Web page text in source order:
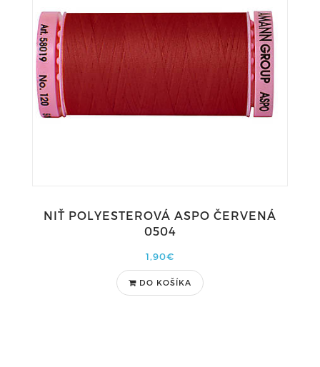
NIŤ POLYESTEROVÁ ASPO ČERVENÁ
0504
1,90€
DO KOŠÍKA